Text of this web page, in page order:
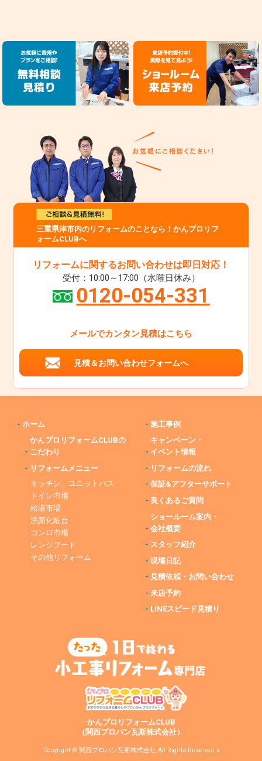
三重県津市内のリフォームのことなら！かんプロリフ
ォームCLUBへ
リフォームに関するお問い合わせは即日対応！
受付：10:00～17:00（水曜日休み）
0120-054-331
メールでカンタン見積はこちら
見積＆お問い合わせフォームへ
- ホーム
-
かんプロリフォームCLUBの
こだわり
- リフォームメニュー
キッチン、ユニットバス
トイレ市場
給湯市場
洗面化粧台
コンロ市場
レンジフード
その他リフォーム
-施工事例
-
キャンペーン・
イベント情報
- リフォームの流れ
-保証&アフターサポート
- 良くあるご質問
-
ショールーム案内・
会社概要
- スタッフ紹介
-現場日記
- 見積依頼・お問い合わせ
-来店予約
- LINEスピード見積り
かんプロリフォームCLUB
（関西プロパン瓦斯株式会社）
Copyright © 関西プロパン瓦斯株式会社 All Rights Reserved.x